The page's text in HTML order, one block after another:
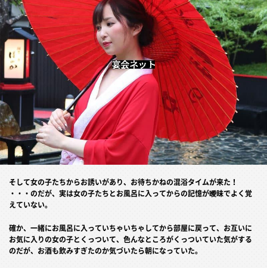
そして女の子たちからお誘いがあり、お待ちかねの混浴タイムが来た！
・・・のだが、実は女の子たちとお風呂に入ってからの記憶が曖昧でよく覚
えていない。
確か、一緒にお風呂に入っていちゃいちゃしてから部屋に戻って、お互いに
お気に入りの女の子とくっついて、色んなところがくっついていた気がする
のだが、お酒も飲みすぎたのか気づいたら朝になっていた。